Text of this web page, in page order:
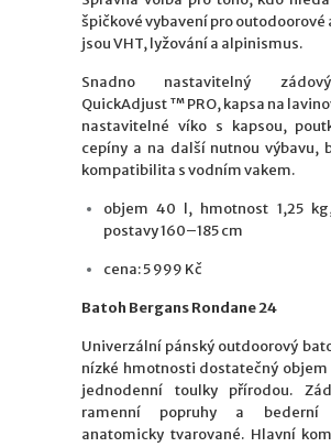
špičkové vybavení pro outodoorové
jsou VHT, lyžování a alpinismus.
Snadno nastavitelný
QuickAdjust ™ PRO, kapsa na
nastavitelné víko s kapsou,
cepíny a na další nutnou výbavu,
kompatibilita s vodním vakem.
objem 40 l, hmotnost 1,25
postavy 160–185 cm
cena: 5 999 Kč
Batoh Bergans Rondane 24
Univerzální pánský outdoorový
nízké hmotnosti dostatečný objem
jednodenní toulky přírodou.
ramenní popruhy a
anatomicky tvarované. Hlavní